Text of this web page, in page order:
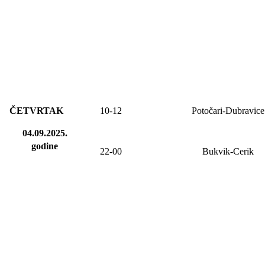
ČETVRTAK
04.09.2025.
godine
10-12 Potočari-Dubravice
22-00 Bukvik-Cerik